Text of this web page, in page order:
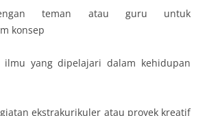
teman atau guru untuk
konsep
ilmu yang dipelajari dalam kehidupan
ekstrakurikuler atau proyek kreatif